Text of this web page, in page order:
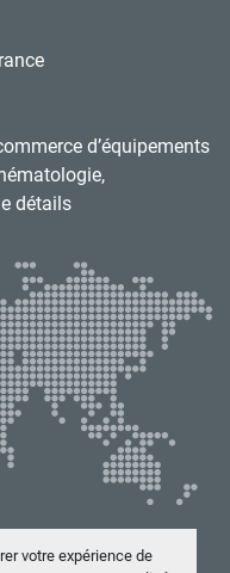
votre expérience de
d’équipements
détails